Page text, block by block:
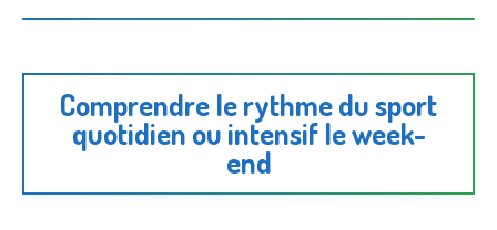
Comprendre le rythme du sport
quotidien ou intensif le week-
end